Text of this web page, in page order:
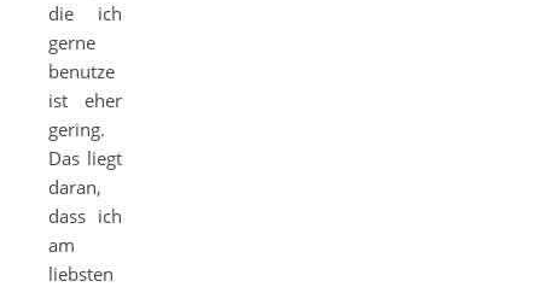
die ich
gerne
benutze
ist eher
gering.
Das liegt
daran,
dass ich
am
liebsten